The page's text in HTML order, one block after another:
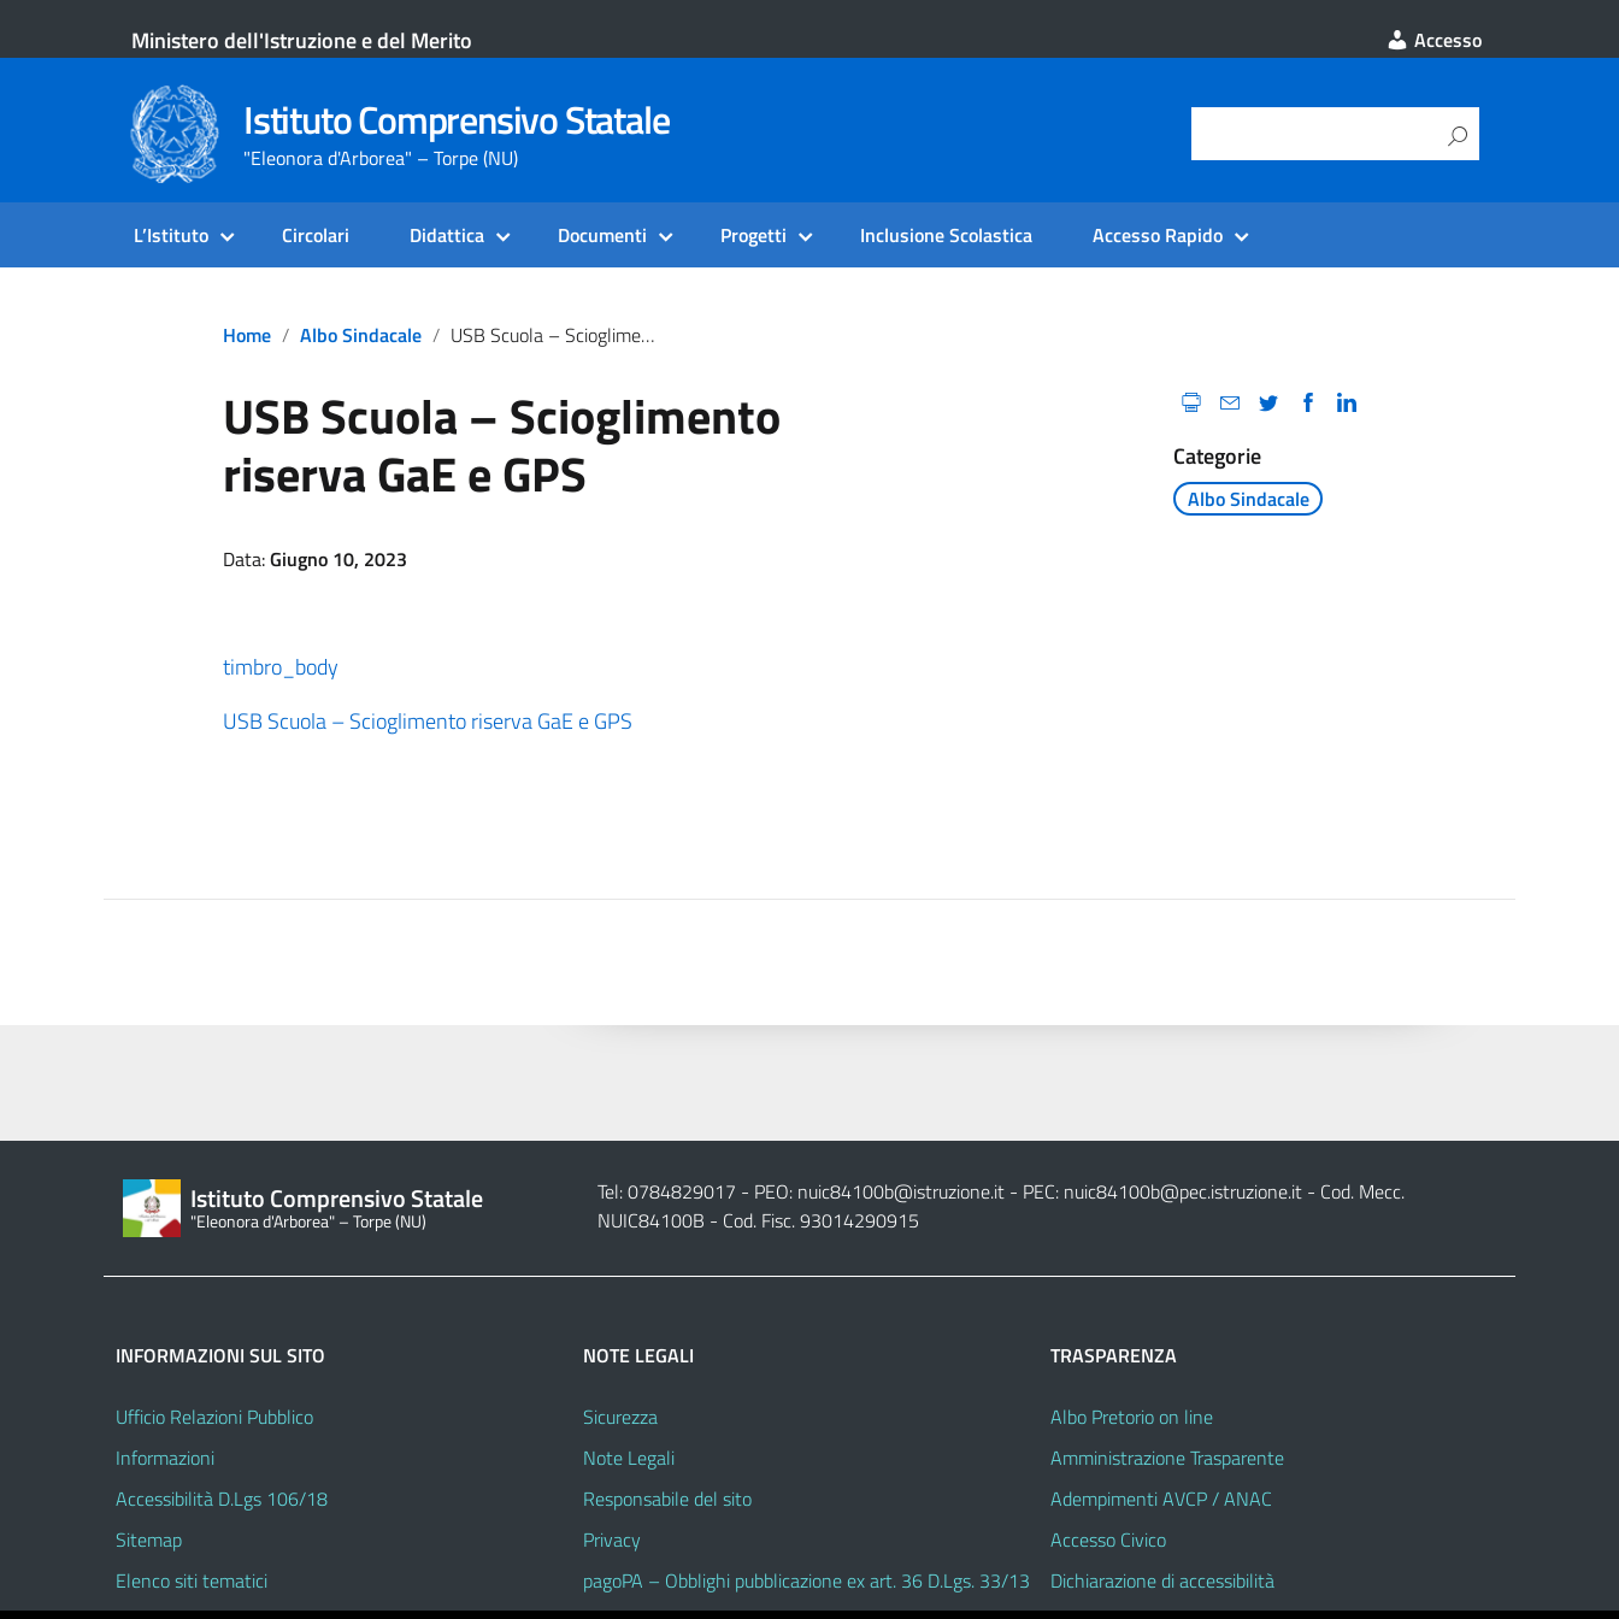
Ministero dell'Istruzione e del Merito Accesso
Istituto Comprensivo Statale
"Eleonora d'Arborea" – Torpe (NU)
L’Istituto Circolari Didattica Documenti Progetti Inclusione Scolastica Accesso Rapido
Home Albo Sindacale USB Scuola – Scioglimento Riserva GaE E GPS
USB Scuola – Scioglimento
riserva GaE e GPS Categorie
Albo Sindacale
Data:Giugno 10, 2023
timbro_body
USB Scuola – Scioglimento riserva GaE e GPS
Istituto Comprensivo Statale
"Eleonora d'Arborea" – Torpe (NU)
Tel: 0784829017 - PEO: nuic84100b@istruzione.it- PEC: nuic84100b@pec.istruzione.it- Cod. Mecc.
NUIC84100B - Cod. Fisc. 93014290915
INFORMAZIONI SUL SITO
Ufficio Relazioni Pubblico
Informazioni
Accessibilità D.Lgs 106/18
Sitemap
Elenco siti tematici
NOTE LEGALI
Sicurezza
Note Legali
Responsabile del sito
Privacy
pagoPA – Obblighi pubblicazione ex art. 36 D.Lgs. 33/13
TRASPARENZA
Albo Pretorio on line
Amministrazione Trasparente
Adempimenti AVCP / ANAC
Accesso Civico
Dichiarazione di accessibilità